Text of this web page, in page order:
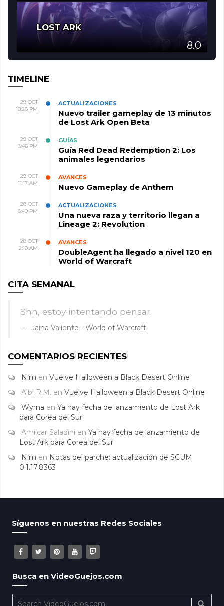
LOST ARK
8.0
TIMELINE
29 OCT
10:28 PM
ACTUALIZACIONES
Nuevo trailer gameplay de 13 minutos
de Lost Ark Open Beta
29 OCT
3:46 PM
GUÍAS
Guía Red Dead Redemption 2: Los
animales legendarios
29 OCT
11:17 AM
AVANCES
Nuevo Gameplay de Anthem
28 OCT
8:49 PM
ACTUALIZACIONES
Una nueva raza y territorio llegan a
Lineage 2: Revolution
28 OCT
2:19 AM
AVANCES
DoubleAgent ha llegado a nivel 120 en
World of Warcraft
CITA SEMANAL
Shh, estoy intentando pensar.
Jaina Valiente - World of Warcraft
COMENTARIOS RECIENTES
Nim en Vuelve Halloween a Black Desert Online
Albi R.M. en Vuelve Halloween a Black Desert Online
Wyrna en Ya hay fecha de lanzamiento de Lost Ark
para Corea del Sur
Amilcar Saladini en Ya hay fecha de lanzamiento de
Lost Ark para Corea del Sur
Nim en Notas del parche: actualización de SCUM
0.1.17.8363
Síguenos en nuestras Redes Sociales
Busca en VideoGuejos.com